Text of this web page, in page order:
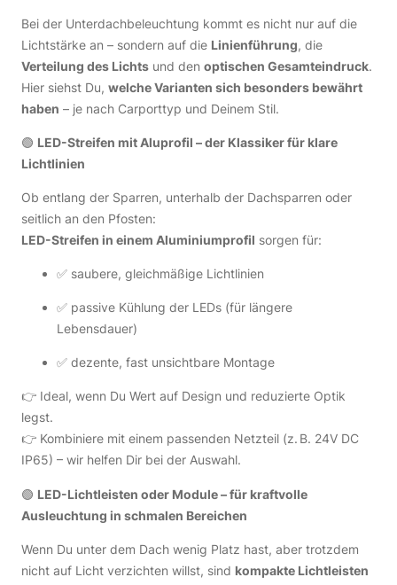
Bei der Unterdachbeleuchtung kommt es nicht nur auf die
Lichtstärke an – sondern auf die Linienführung, die
Verteilung des Lichts und den optischen Gesamteindruck.
Hier siehst Du, welche Varianten sich besonders bewährt
haben – je nach Carporttyp und Deinem Stil.
🟢 LED-Streifen mit Aluprofil – der Klassiker für klare
Lichtlinien
Ob entlang der Sparren, unterhalb der Dachsparren oder
seitlich an den Pfosten:
LED-Streifen in einem Aluminiumprofil sorgen für:
✅ saubere, gleichmäßige Lichtlinien
✅ passive Kühlung der LEDs (für längere
Lebensdauer)
✅ dezente, fast unsichtbare Montage
👉 Ideal, wenn Du Wert auf Design und reduzierte Optik
legst.
👉 Kombiniere mit einem passenden Netzteil (z. B. 24V DC
IP65) – wir helfen Dir bei der Auswahl.
🟢 LED-Lichtleisten oder Module – für kraftvolle
Ausleuchtung in schmalen Bereichen
Wenn Du unter dem Dach wenig Platz hast, aber trotzdem
nicht auf Licht verzichten willst, sind kompakte Lichtleisten